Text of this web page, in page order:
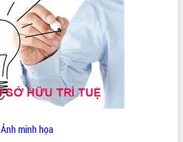
Ảnh minh họa